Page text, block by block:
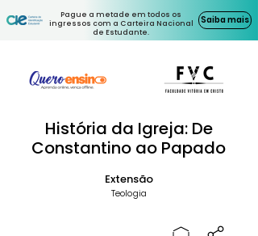
Pague a metade em todos os
ingressos com a Carteira Nacional
de Estudante.
Saiba mais
História da Igreja: De
Constantino ao Papado
Extensão
Teologia